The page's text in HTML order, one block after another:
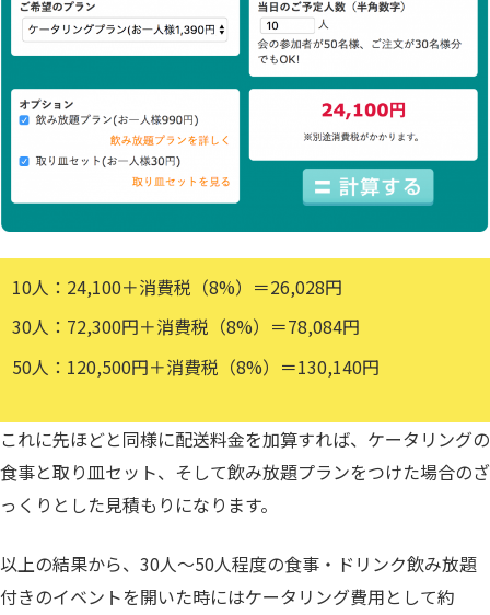
10人：24,100＋消費税（8%）＝26,028円
30人：72,300円＋消費税（8%）＝78,084円
50人：120,500円＋消費税（8%）＝130,140円
これに先ほどと同様に配送料金を加算すれば、ケータリングの
食事と取り皿セット、そして飲み放題プランをつけた場合のざ
っくりとした見積もりになります。
以上の結果から、30人〜50人程度の食事・ドリンク飲み放題
付きのイベントを開いた時にはケータリング費用として約